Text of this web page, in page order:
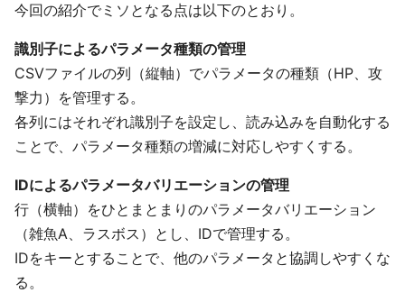
今回の紹介でミソとなる点は以下のとおり。
識別子によるパラメータ種類の管理
CSVファイルの列（縦軸）でパラメータの種類（HP、攻
撃力）を管理する。
各列にはそれぞれ識別子を設定し、読み込みを自動化する
ことで、パラメータ種類の増減に対応しやすくする。
IDによるパラメータバリエーションの管理
行（横軸）をひとまとまりのパラメータバリエーション
（雑魚A、ラスボス）とし、IDで管理する。
IDをキーとすることで、他のパラメータと協調しやすくな
る。